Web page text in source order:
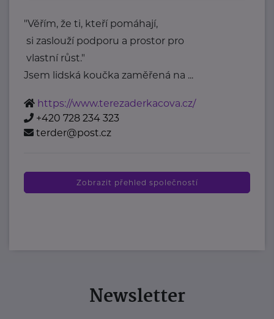
"Věřím, že ti, kteří pomáhají,
si zaslouží podporu a prostor pro
vlastní růst."
Jsem lidská koučka zaměřená na ...
https://www.terezaderkacova.cz/
+420 728 234 323
terder@post.cz
Zobrazit přehled společností
Newsletter